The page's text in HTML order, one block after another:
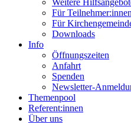
Weitere
Für Teilnehmer:innen
Für
Downloads
Info
Öffnungszeiten
Anfahrt
Spenden
Newsletter-
Themenpool
Referent:innen
Über uns